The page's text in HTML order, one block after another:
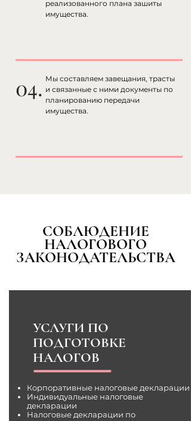
реализованного плана зашиты
имущества.
04. Мы составляем завещания, трасты
и связанные с ними документы по
планированию передачи
имущества.
СОБЛЮДЕНИЕ
НАЛОГОВОГО
ЗАКОНОДАТЕЛЬСТВА
УСЛУГИ ПО
ПОДГОТОВКЕ
НАЛОГОВ
Корпоративные налоговые декларации
Индивидуальные налоговые
декларации
Налоговые декларации по